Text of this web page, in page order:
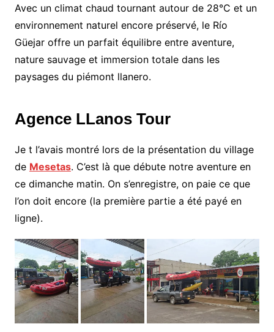
Avec un climat chaud tournant autour de 28°C et un
environnement naturel encore préservé, le Río
Güejar offre un parfait équilibre entre aventure,
nature sauvage et immersion totale dans les
paysages du piémont llanero.
Agence LLanos Tour
Je t l’avais montré lors de la présentation du village
de Mesetas. C’est là que débute notre aventure en
ce dimanche matin. On s’enregistre, on paie ce que
l’on doit encore (la première partie a été payé en
ligne).